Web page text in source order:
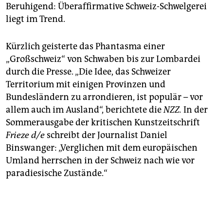
Beruhigend: Überaffirmative Schweiz-Schwelgerei
liegt im Trend.
Kürzlich geisterte das Phantasma einer
„Großschweiz“ von Schwaben bis zur Lombardei
durch die Presse. „Die Idee, das Schweizer
Territorium mit einigen Provinzen und
Bundesländern zu arrondieren, ist populär – vor
allem auch im Ausland“, berichtete dieNZZ. In der
Sommerausgabe der kritischen Kunstzeitschrift
Frieze d/e schreibt der Journalist Daniel
Binswanger: „Verglichen mit dem europäischen
Umland herrschen in der Schweiz nach wie vor
paradiesische Zustände.“